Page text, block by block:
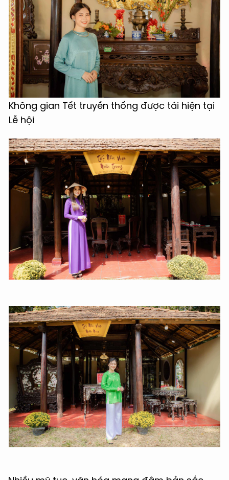
Không gian Tết truyền thống được tái hiện tại
Lễ hội